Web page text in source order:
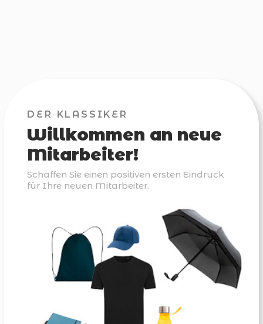
DER KLASSIKER
Willkommen an neue
Mitarbeiter!
Schaffen Sie einen positiven ersten Eindruck
für Ihre neuen Mitarbeiter.